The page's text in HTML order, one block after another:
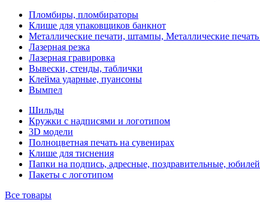
Пломбиры, пломбираторы
Клише для упаковщиков банкнот
Металлические печати, штампы, Металлические
Лазерная резка
Лазерная гравировка
Вывески, стенды, таблички
Клейма ударные, пуансоны
Вымпел
Шильды
Кружки с надписями и логотипом
3D модели
Полноцветная печать на сувенирах
Клише для тиснения
Папки на подпись, адресные, поздравительные,
Пакеты с логотипом
Все товары